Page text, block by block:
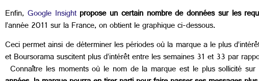
Enfin, Google Insight propose un certain nombre de données sur les
l’année 2011 sur la France, on obtient le graphique ci-dessous.
Ceci permet ainsi de déterminer les périodes où la marque a le plus
et Boursorama suscitent plus d’intérêt entre les semaines 31 et 33 par
Connaître les moments où le nom de la marque est le plus sollicité